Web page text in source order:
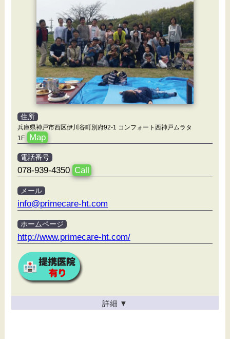
住所
兵庫県神戸市西区伊川谷町別府92-1 コンフォート西神戸ムラタ
1F
Map
電話番号
078-939-4350 Call
メール
info@primecare-ht.com
ホームページ
http://www.primecare-ht.com/
詳細 ▼